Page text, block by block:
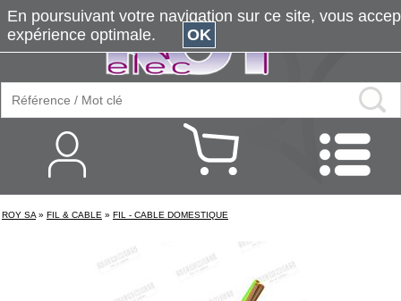
ROY SA » FIL & CABLE » FIL - CABLE DOMESTIQUE
En poursuivant votre navigation sur ce site, vous
expérience optimale.
OK